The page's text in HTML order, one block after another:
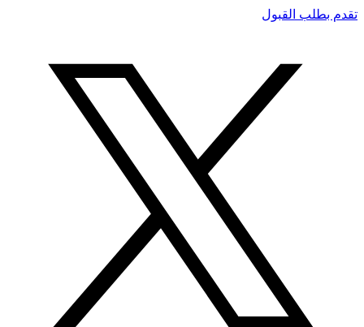
تقدم بطلب القبول